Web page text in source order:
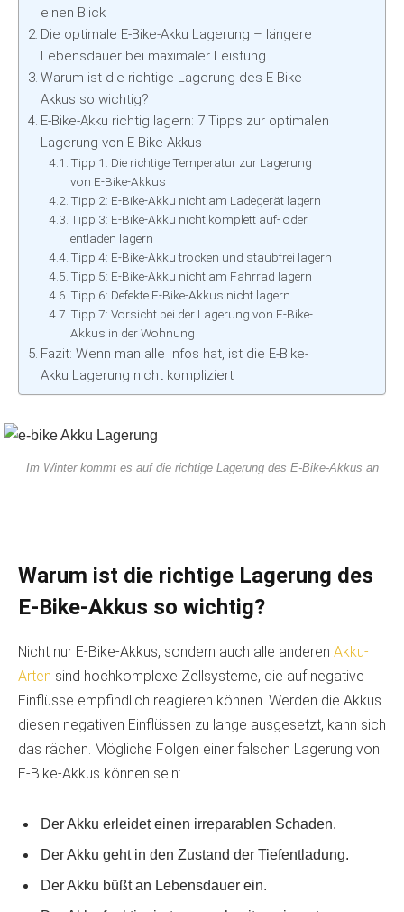
einen Blick
Die optimale E-Bike-Akku Lagerung – längere
Lebensdauer bei maximaler Leistung
Warum ist die richtige Lagerung des E-Bike-
Akkus so wichtig?
E-Bike-Akku richtig lagern: 7 Tipps zur optimalen
Lagerung von E-Bike-Akkus
Tipp 1: Die richtige Temperatur zur Lagerung
von E-Bike-Akkus
Tipp 2: E-Bike-Akku nicht am Ladegerät lagern
Tipp 3: E-Bike-Akku nicht komplett auf- oder
entladen lagern
Tipp 4: E-Bike-Akku trocken und staubfrei lagern
Tipp 5: E-Bike-Akku nicht am Fahrrad lagern
Tipp 6: Defekte E-Bike-Akkus nicht lagern
Tipp 7: Vorsicht bei der Lagerung von E-Bike-
Akkus in der Wohnung
Fazit: Wenn man alle Infos hat, ist die E-Bike-
Akku Lagerung nicht kompliziert
Im Winter kommt es auf die richtige Lagerung des E-Bike-Akkus an
Warum ist die richtige Lagerung des
E-Bike-Akkus so wichtig?
Nicht nur E-Bike-Akkus, sondern auch alle anderen Akku-
Arten sind hochkomplexe Zellsysteme, die auf negative
Einflüsse empfindlich reagieren können. Werden die Akkus
diesen negativen Einflüssen zu lange ausgesetzt, kann sich
das rächen. Mögliche Folgen einer falschen Lagerung von
E-Bike-Akkus können sein:
Der Akku erleidet einen irreparablen Schaden.
Der Akku geht in den Zustand der Tiefentladung.
Der Akku büßt an Lebensdauer ein.